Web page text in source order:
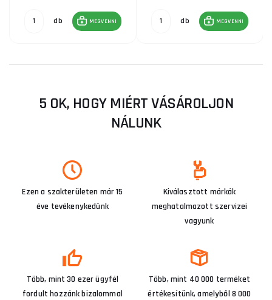
db MEGVENNI db MEGVENNI
5 OK, HOGY MIÉRT VÁSÁROLJON
NÁLUNK
Ezen a szakterületen már 15
éve tevékenykedünk
Kiválasztott márkák
meghatalmazott szervizei
vagyunk
Több, mint 30 ezer ügyfél
fordult hozzánk bizalommal
Több, mint 40 000 terméket
értékesítünk, amelyből 8 000